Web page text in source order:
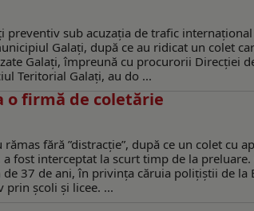
preventiv sub acuzația de trafic
Galați, după ce au ridicat un colet
Galați, împreună cu procurorii Direcției
Teritorial Galați, au do ...
o firmă de coletărie
fără ”distracție”, după ce un colet cu
fost interceptat la scurt timp de la preluare.
37 de ani, în privința căruia polițiștii de la
școli și licee. ...